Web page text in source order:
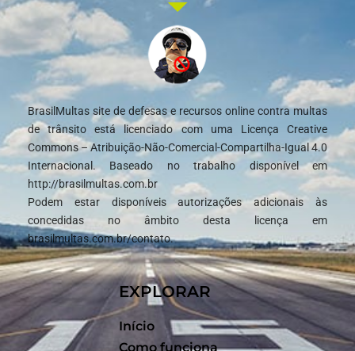
BrasilMultas site de defesas e recursos online contra multas
de trânsito está licenciado com uma Licença Creative
Commons – Atribuição-Não-Comercial-Compartilha-Igual 4.0
Internacional. Baseado no trabalho disponível em
http://brasilmultas.com.br
Podem estar disponíveis autorizações adicionais às
concedidas no âmbito desta licença em
brasilmultas.com.br/contato.
EXPLORAR
Início
Como funciona